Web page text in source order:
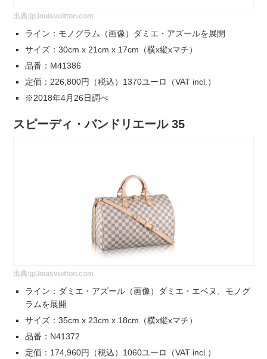
出典:jp.louisvuitton.com
ライン：モノグラム（画像）ダミエ・アズールを展開
サイズ：30cm x 21cm x 17cm（横x縦xマチ）
品番：M41386
定価：226,800円（税込）1370ユーロ（VAT incl.）
※2018年4月26日調べ
スピーディ・バンドリエール 35
出典:jp.louisvuitton.com
ライン：ダミエ・アズール（画像）ダミエ・エベヌ、モノグ
ラムを展開
サイズ：35cm x 23cm x 18cm（横x縦xマチ）
品番：N41372
定価：174,960円（税込）1060ユーロ（VAT incl.）